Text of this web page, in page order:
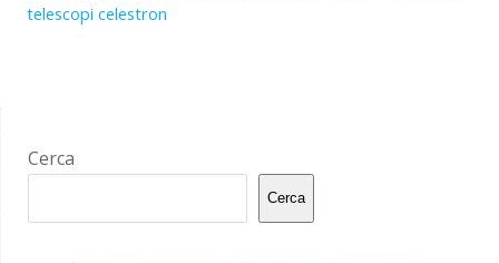
telescopi celestron
Cerca
Cerca